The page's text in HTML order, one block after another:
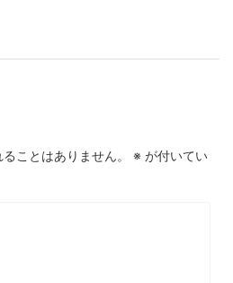
ことはありません。 ※ が付いてい